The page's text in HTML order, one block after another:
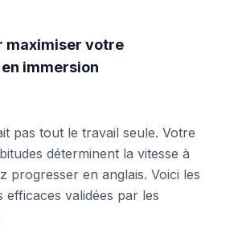
maximiser votre
immersion
pas tout le travail seule. Votre
déterminent la vitesse à
progresser en anglais. Voici les
efficaces validées par les